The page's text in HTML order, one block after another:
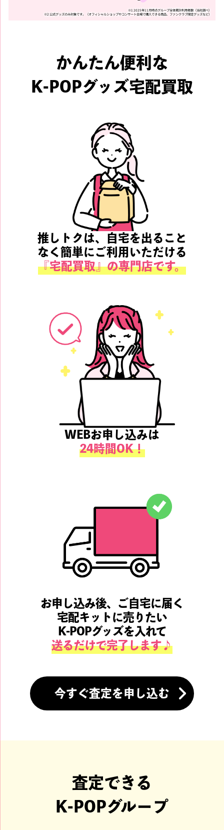
※1 2025年11月時点グループ全体累計利用者数（当社調べ）
※2 公式グッズのみ対象です。（オフィシャルショップやコンサート会場で購入できる商品、ファンクラブ限定グッズなど）
かんたん便利な
K-POPグッズ宅配買取
推しトクは、自宅を出ること
なく簡単にご利用いただける
『宅配買取』の専門店です。
WEBお申し込みは
24時間OK！
お申し込み後、ご自宅に届く
宅配キットに売りたい
K-POPグッズを入れて
送るだけで完了します♪
今すぐ査定を申し込む
査定できる
K-POPグループ